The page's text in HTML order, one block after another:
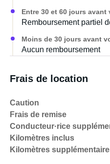
Entre 30 et 60 jours avant
Remboursement partiel
Moins de 30 jours avant
Aucun remboursement
Frais de location
Caution
Frais de remise
Conducteur·rice
Kilomètres inclus
Kilomètres